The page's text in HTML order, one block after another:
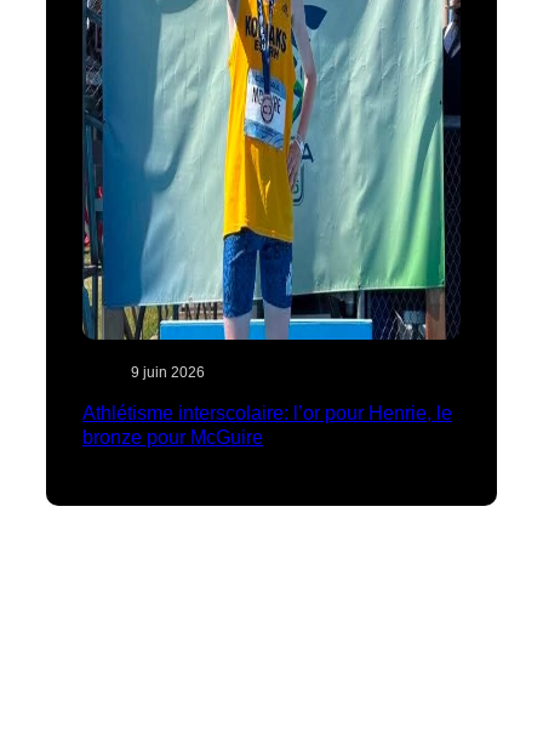
9 juin 2026
Athlétisme interscolaire: l’or pour Henrie, le
bronze pour McGuire